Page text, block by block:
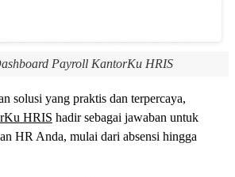
Payroll KantorKu HRIS
solusi yang praktis dan terpercaya,
HRIS hadir sebagai jawaban untuk
HR Anda, mulai dari absensi hingga